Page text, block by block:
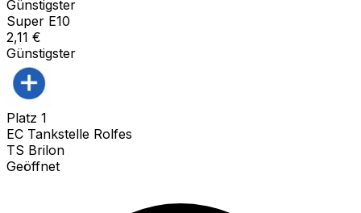
Günstigster
Super E10
2,11 €
Günstigster
Platz 1
EC Tankstelle Rolfes
TS Brilon
Geöffnet